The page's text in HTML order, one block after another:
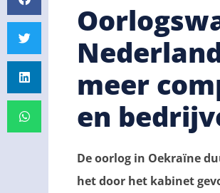
meer
en
De oorlog in Oekraïne
het door het kabinet